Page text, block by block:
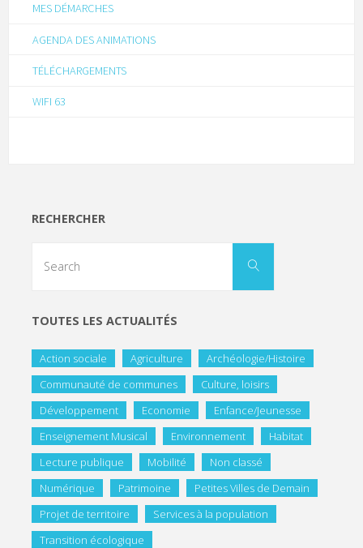
MES DÉMARCHES
AGENDA DES ANIMATIONS
TÉLÉCHARGEMENTS
WIFI 63
RECHERCHER
TOUTES LES ACTUALITÉS
Action sociale Agriculture
Archéologie/Histoire
Communauté de communes
Culture, loisirs
Développement
Economie
Enfance/Jeunesse
Enseignement Musical
Environnement
Habitat
Lecture publique
Mobilité
Non classé
Numérique
Patrimoine
Petites Villes de Demain
Projet de territoire
Services à la population
Transition écologique